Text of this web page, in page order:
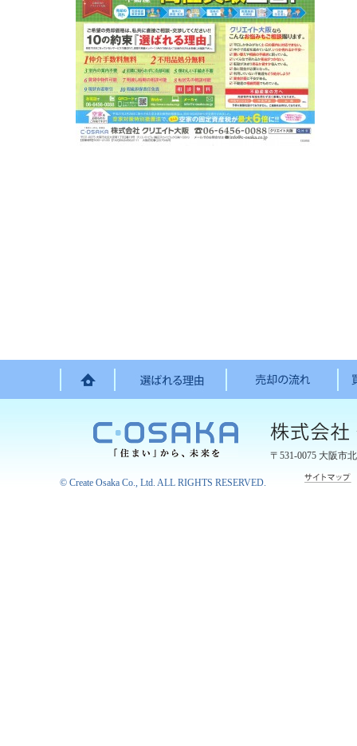
〒531-0075 大阪市
© Create Osaka Co., Ltd. ALL RIGHTS RESERVED.